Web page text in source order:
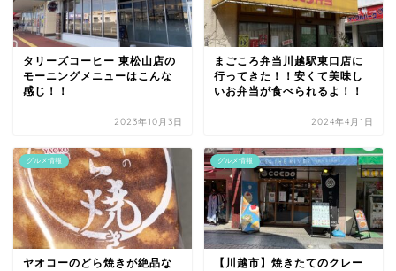
タリーズコーヒー 東松山店の
モーニングメニューはこんな
感じ！！
2023年10月3日
まごころ弁当川越駅東口店に
行ってきた！！安くて美味し
いお弁当が食べられるよ！！
2024年4月1日
グルメ情報
ヤオコーのどら焼きが絶品な
グルメ情報
【川越市】焼きたてのクレー